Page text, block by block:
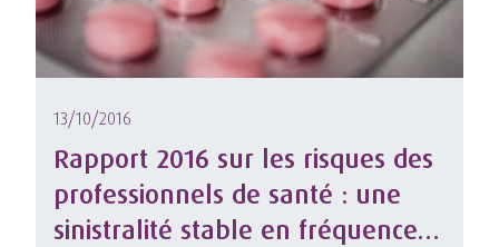
13/10/2016
Rapport 2016 sur les risques des
professionnels de santé : une
sinistralité stable en fréquence